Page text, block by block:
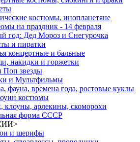
костюмы, инопланетяне
на праздник - 14 февраля
год: Дед Мороз и Снегурочка
и пиратки
концертные и бальные
накидки и горжетки
Поп звезды
и Мультфильмы
фауна, времена года, ростовые куклы
костюмы
клоуны, арлекины, скоморохи
форма СССР
>
и шерифы